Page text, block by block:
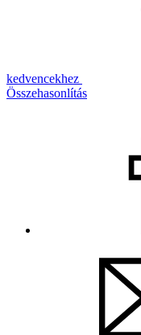
kedvencekhez
Összehasonlítás